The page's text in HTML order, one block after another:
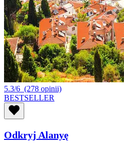
5.3/6 (278 opinii)
BESTSELLER
Odkryj Alanyę